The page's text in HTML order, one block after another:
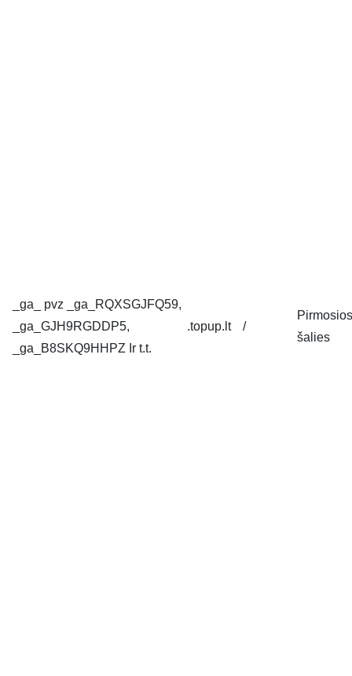
_ga_ pvz _ga_RQXSGJFQ59,
_ga_GJH9RGDDP5,
_ga_B8SKQ9HHPZ Ir t.t.
.topup.lt /
Pirmosios
šalies